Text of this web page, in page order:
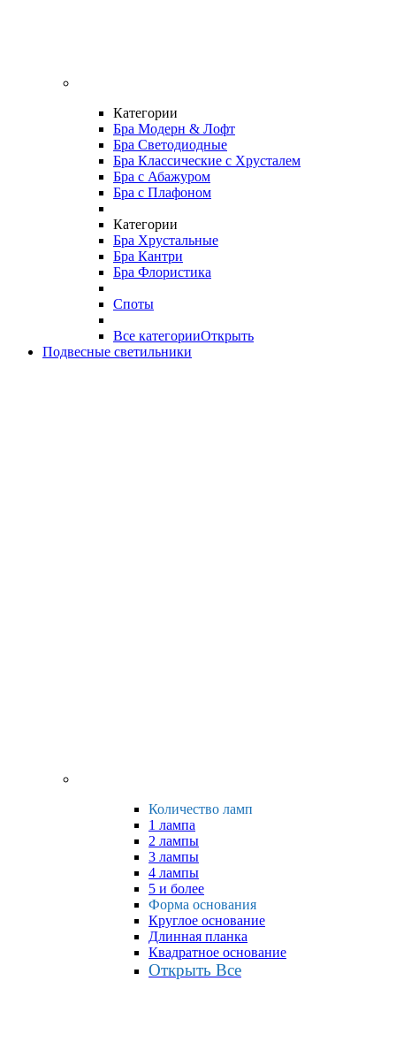
Категории
Бра Модерн & Лофт
Бра Светодиодные
Бра Классические с Хрусталем
Бра с Абажуром
Бра с Плафоном
Категории
Бра Хрустальные
Бра Кантри
Бра Флористика
Споты
Все категорииОткрыть
Подвесные светильники
Количество ламп
1 лампа
2 лампы
3 лампы
4 лампы
5 и более
Форма основания
Круглое основание
Длинная планка
Квадратное основание
Открыть Все